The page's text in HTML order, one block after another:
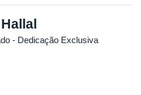
- Dedicação Exclusiva